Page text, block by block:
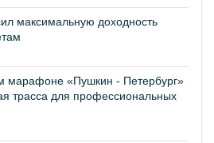
максимальную доходность
марафоне «Пушкин - Петербург»
трасса для профессиональных